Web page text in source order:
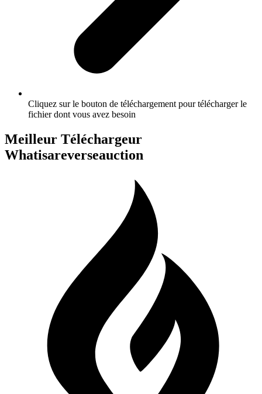
Cliquez sur le bouton de téléchargement pour télécharger le
fichier dont vous avez besoin
Meilleur Téléchargeur
Whatisareverseauction